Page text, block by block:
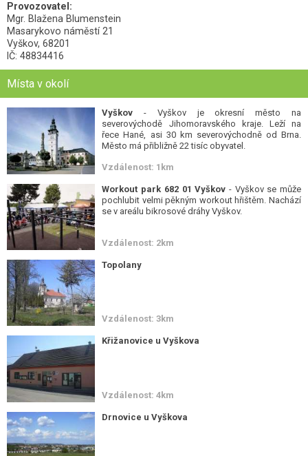
Provozovatel:
Mgr. Blažena Blumenstein
Masarykovo náměstí 21
Vyškov, 68201
IČ: 48834416
Místa v okolí
Vyškov - Vyškov je okresní město na
severovýchodě Jihomoravského kraje. Leží na
řece Hané, asi 30 km severovýchodně od Brna.
Město má přibližně 22 tisíc obyvatel.
Vzdálenost: 1km
Workout park 682 01 Vyškov - Vyškov se může
pochlubit velmi pěkným workout hřištěm. Nachází
se v areálu bikrosové dráhy Vyškov.
Vzdálenost: 2km
Topolany
Vzdálenost: 3km
Křižanovice u Vyškova
Vzdálenost: 4km
Drnovice u Vyškova